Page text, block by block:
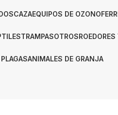
CAZAEQUIPOS DE OZONO
TRAMPASOTROS
ANIMALES DE GRANJA